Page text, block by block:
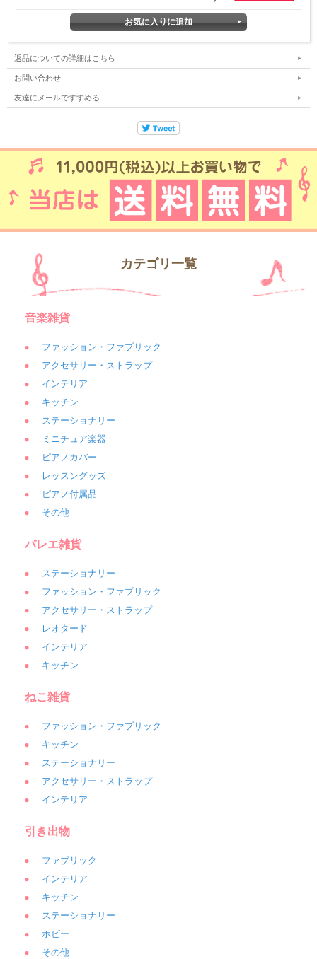
返品についての詳細はこちら
お問い合わせ
友達にメールですすめる
カテゴリ一覧
音楽雑貨
ファッション・ファブリック
アクセサリー・ストラップ
インテリア
キッチン
ステーショナリー
ミニチュア楽器
ピアノカバー
レッスングッズ
ピアノ付属品
その他
バレエ雑貨
ステーショナリー
ファッション・ファブリック
アクセサリー・ストラップ
レオタード
インテリア
キッチン
ねこ雑貨
ファッション・ファブリック
キッチン
ステーショナリー
アクセサリー・ストラップ
インテリア
引き出物
ファブリック
インテリア
キッチン
ステーショナリー
ホビー
その他